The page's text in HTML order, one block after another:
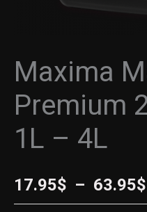
Maxima
Premium
1L – 4L
17.95$ – 63.95$